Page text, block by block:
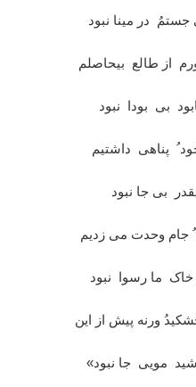
در مینا نبود
از طالع بیحاصلم
بی بودا نبود
پناهی داشتیم
بی جا نبود
جام وحدت می زدیم
خاک ما رسوا نبود
ورنه پیش از این
مویی جا نبود»